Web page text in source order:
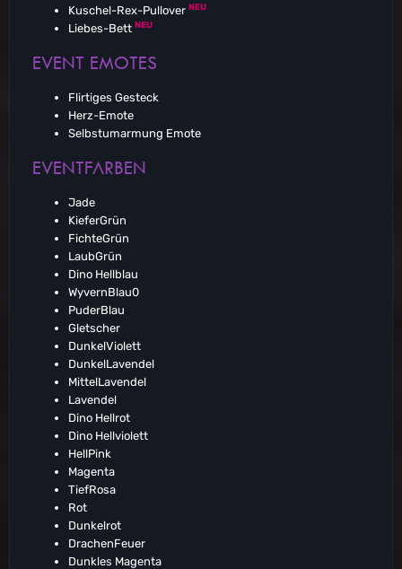
Kuschel-Rex-Pullover NEU
Liebes-Bett NEU
EVENT EMOTES
Flirtiges Gesteck
Herz-Emote
Selbstumarmung Emote
EVENTFARBEN
Jade
KieferGrün
FichteGrün
LaubGrün
Dino Hellblau
WyvernBlau0
PuderBlau
Gletscher
DunkelViolett
DunkelLavendel
MittelLavendel
Lavendel
Dino Hellrot
Dino Hellviolett
HellPink
Magenta
TiefRosa
Rot
Dunkelrot
DrachenFeuer
Dunkles Magenta